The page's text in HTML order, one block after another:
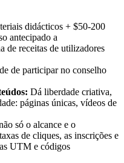
didácticos + $50-200
antecipado a
de receitas de utilizadores
de participar no conselho
Dá liberdade criativa,
páginas únicas, vídeos de
só o alcance e o
de cliques, as inscrições e
UTM e códigos